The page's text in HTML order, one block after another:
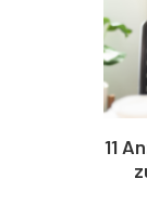
11